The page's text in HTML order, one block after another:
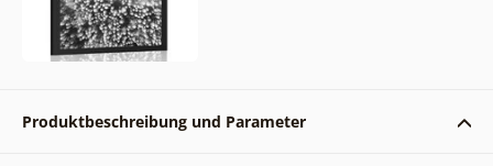
Produktbeschreibung und Parameter